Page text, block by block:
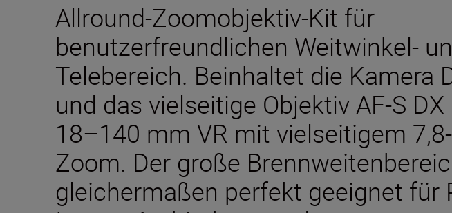
Allround-Zoomobjektiv-Kit für
benutzerfreundlichen Weitwinkel-
Telebereich. Beinhaltet die Kamera
und das vielseitige Objektiv AF-S DX
18–140 mm VR mit vielseitigem
Zoom. Der große
gleichermaßen perfekt geeignet für